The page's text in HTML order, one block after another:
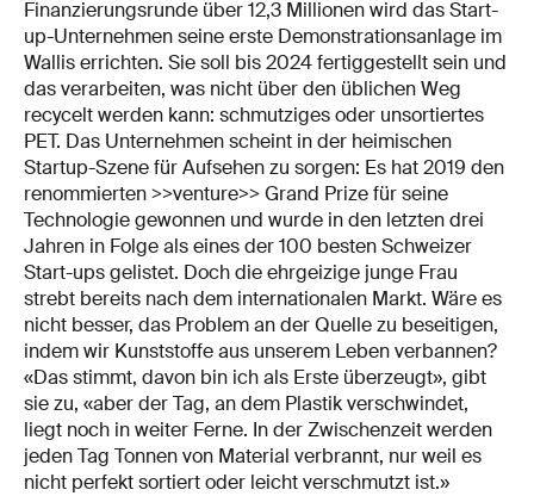
Finanzierungsrunde über 12,3 Millionen wird das Start-
up-Unternehmen seine erste Demonstrationsanlage im
Wallis errichten. Sie soll bis 2024 fertiggestellt sein und
das verarbeiten, was nicht über den üblichen Weg
recycelt werden kann: schmutziges oder unsortiertes
PET. Das Unternehmen scheint in der heimischen
Startup-Szene für Aufsehen zu sorgen: Es hat 2019 den
renommierten >>venture>> Grand Prize für seine
Technologie gewonnen und wurde in den letzten drei
Jahren in Folge als eines der 100 besten Schweizer
Start-ups gelistet. Doch die ehrgeizige junge Frau
strebt bereits nach dem internationalen Markt. Wäre es
nicht besser, das Problem an der Quelle zu beseitigen,
indem wir Kunststoffe aus unserem Leben verbannen?
«Das stimmt, davon bin ich als Erste überzeugt», gibt
sie zu, «aber der Tag, an dem Plastik verschwindet,
liegt noch in weiter Ferne. In der Zwischenzeit werden
jeden Tag Tonnen von Material verbrannt, nur weil es
nicht perfekt sortiert oder leicht verschmutzt ist.»